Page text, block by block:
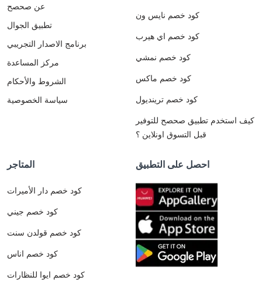
عن صحصح
تطبيق الجوال
برنامج الاصدار التجريبي
مركز المساعدة
الشروط والأحكام
سياسة الخصوصية
كود خصم نايس ون
كود خصم اي هيرب
كود خصم نمشي
كود خصم ماكس
كود خصم ترينديول
كيف استخدم تطبيق صحصح للتوفير
قبل التسوق اونلاين ؟
المتاجر
كود خصم دار الأميرات
كود خصم جيني
كود خصم قولدن سنت
كود خصم اناس
كود خصم ايوا للنظارات
احصل على التطبيق